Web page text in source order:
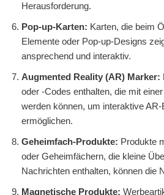
Herausforderung.
Pop-up-Karten: Karten, die beim
Elemente oder Pop-up-Designs
ansprechend und interaktiv.
Augmented Reality (AR) Marker:
oder -Codes enthalten, die mit
werden können, um interaktive
ermöglichen.
Geheimfach-Produkte: Produkte
oder Geheimfächern, die kleine
Nachrichten enthalten, können die
Magnetische Produkte: